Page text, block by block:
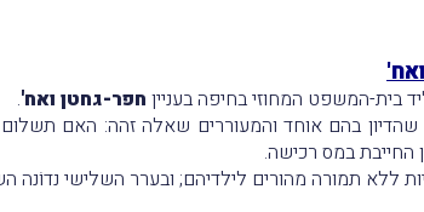
בית-המשפט המחוזי בחיפה בעניין חפר-גחטן ואח'.
שהדיון בהם אוחד והמעוררים שאלה זהה: האם
החייבת במס רכישה.
ללא תמורה מהורים לילדיהם; ובערר השלישי